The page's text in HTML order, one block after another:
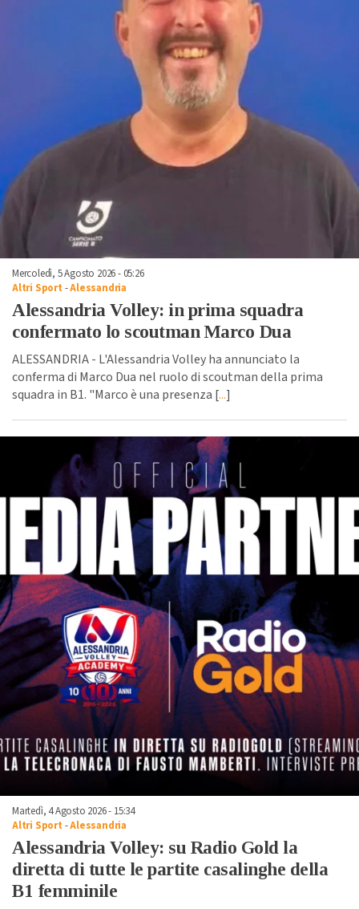
Mercoledì, 5 Agosto 2026 - 05:26
Altri Sport -Alessandria
Alessandria Volley: in prima squadra
confermato lo scoutman Marco Dua
ALESSANDRIA - L'Alessandria Volley ha annunciato la
conferma di Marco Dua nel ruolo di scoutman della prima
squadra in B1. "Marco è una presenza [...]
Martedì, 4 Agosto 2026 - 15:34
Altri Sport -Alessandria
Alessandria Volley: su Radio Gold la
diretta di tutte le partite casalinghe della
B1 femminile